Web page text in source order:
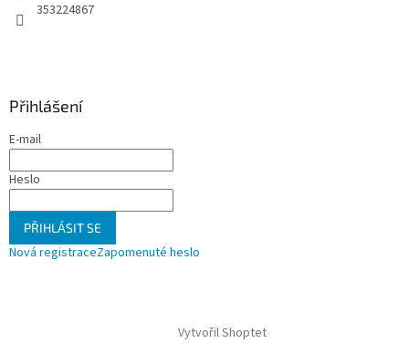
353224867
Přihlášení
E-mail
Heslo
PŘIHLÁSIT SE
Nová registraceZapomenuté heslo
Vytvořil Shoptet